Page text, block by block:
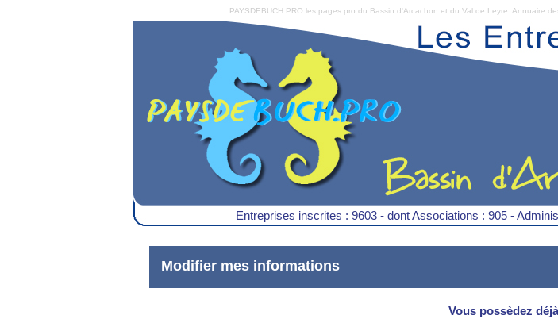
PAYSDEBUCH.PRO les pages pro du Bassin d'Arcachon et du Val de Leyre. Annuaire
Entreprises inscrites : 9603 - dont Associations : 905 -
Modifier mes informations
Vous possèdez